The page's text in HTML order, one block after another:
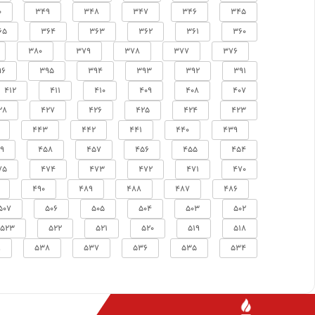
345
346
347
348
349
360
361
362
363
364
376
377
378
379
380
391
392
393
394
395
407
408
409
410
411
412
423
424
425
426
427
439
440
441
442
443
454
455
456
457
458
470
471
472
473
474
486
487
488
489
490
502
503
504
505
506
518
519
520
521
522
523
534
535
536
537
538